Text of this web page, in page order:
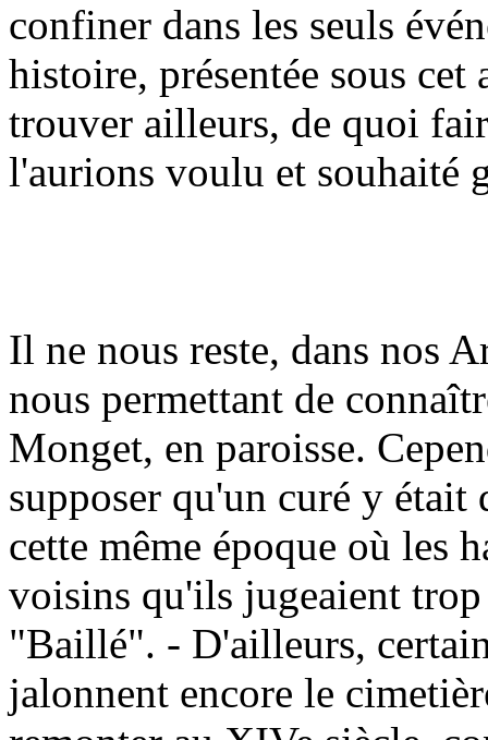
confiner dans les seuls
histoire, présentée sous
trouver ailleurs, de quoi
l'aurions voulu et souhaité
Il ne nous reste, dans nos
nous permettant de
Monget, en paroisse.
supposer qu'un curé y était
cette même époque où les
voisins qu'ils jugeaient
"Baillé". - D'ailleurs,
jalonnent encore le